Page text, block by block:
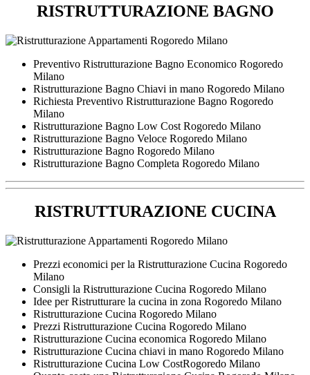
RISTRUTTURAZIONE BAGNO
Preventivo Ristrutturazione Bagno Economico Rogoredo
Milano
Ristrutturazione Bagno Chiavi in mano Rogoredo Milano
Richiesta Preventivo Ristrutturazione Bagno Rogoredo
Milano
Ristrutturazione Bagno Low Cost Rogoredo Milano
Ristrutturazione Bagno Veloce Rogoredo Milano
Ristrutturazione Bagno Rogoredo Milano
Ristrutturazione Bagno Completa Rogoredo Milano
RISTRUTTURAZIONE CUCINA
Prezzi economici per la Ristrutturazione Cucina Rogoredo
Milano
Consigli la Ristrutturazione Cucina Rogoredo Milano
Idee per Ristrutturare la cucina in zona Rogoredo Milano
Ristrutturazione Cucina Rogoredo Milano
Prezzi Ristrutturazione Cucina Rogoredo Milano
Ristrutturazione Cucina economica Rogoredo Milano
Ristrutturazione Cucina chiavi in mano Rogoredo Milano
Ristrutturazione Cucina Low CostRogoredo Milano